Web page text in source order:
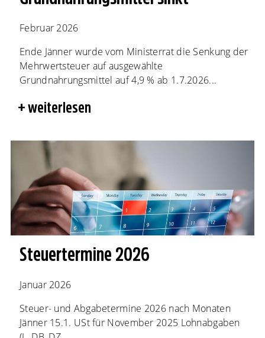
Februar 2026
Ende Jänner wurde vom Ministerrat die Senkung der
Mehrwertsteuer auf ausgewählte
Grundnahrungsmittel auf 4,9 % ab 1.7.2026...
weiterlesen
Steuertermine 2026
Januar 2026
Steuer- und Abgabetermine 2026 nach Monaten
Jänner 15.1. USt für November 2025 Lohnabgaben